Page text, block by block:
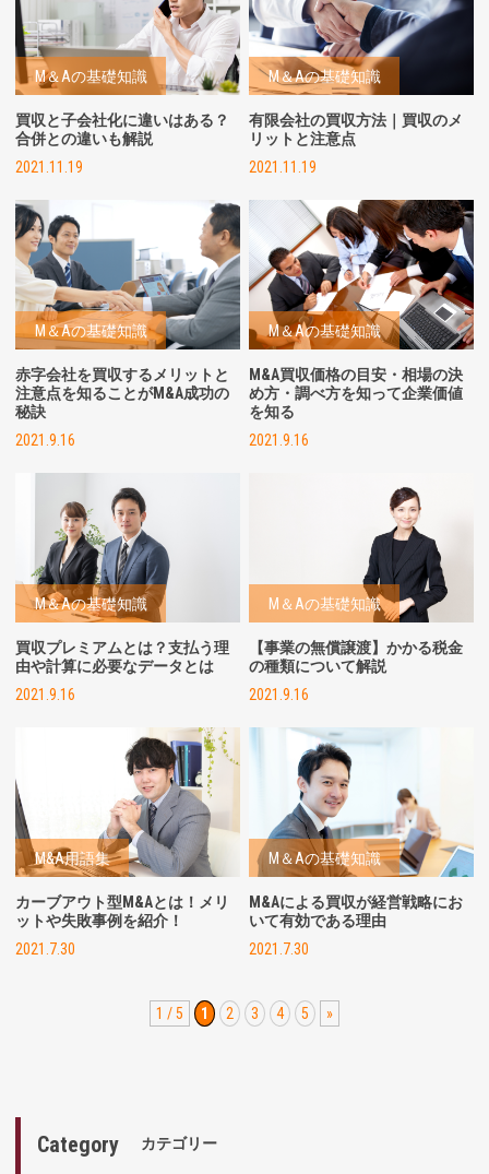
M＆Aの基礎知識
買収と子会社化に違いはある？
合併との違いも解説
2021.11.19
M＆Aの基礎知識
有限会社の買収方法｜買収のメ
リットと注意点
2021.11.19
M＆Aの基礎知識
赤字会社を買収するメリットと
注意点を知ることがM&A成功の
秘訣
2021.9.16
M＆Aの基礎知識
M&A買収価格の目安・相場の決
め方・調べ方を知って企業価値
を知る
2021.9.16
M＆Aの基礎知識
買収プレミアムとは？支払う理
由や計算に必要なデータとは
2021.9.16
M＆Aの基礎知識
【事業の無償譲渡】かかる税金
の種類について解説
2021.9.16
M&A用語集
カーブアウト型M&Aとは！メリ
ットや失敗事例を紹介！
2021.7.30
M＆Aの基礎知識
M&Aによる買収が経営戦略にお
いて有効である理由
2021.7.30
1 / 5 1 2 3 4 5 »
Category カテゴリー